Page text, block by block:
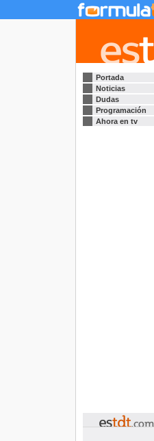
Portada
Noticias
Dudas
Programación
Ahora en tv